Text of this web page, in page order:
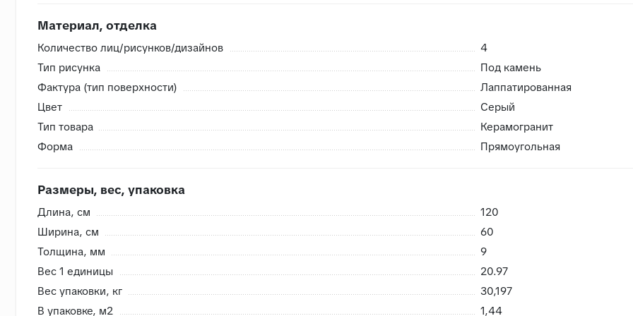
Материал, отделка
Количество лиц/рисунков/дизайнов
4
Тип рисунка
Под камень
Фактура (тип поверхности)
Лаппатированная
Цвет
Серый
Тип товара
Керамогранит
Форма
Прямоугольная
Размеры, вес, упаковка
Длина, cм
120
Ширина, cм
60
Толщина, мм
9
Вес 1 единицы
20.97
Вес упаковки, кг
30,197
В упаковке, м2
1,44
Внутренняя система контроля
- Проверяем на бой перед загрузкой, чтобы исключить возможность брака
- Привозим с запасом складские позиции, чтобы при приемке сразу заменить в случае каких либо повреждений при